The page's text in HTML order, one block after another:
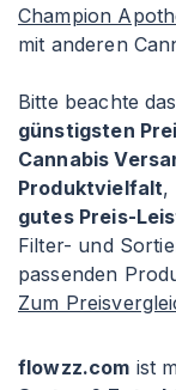
Champion
mit anderen
Bitte beachte
günstigsten
Cannabis
Produktvielfalt,
gutes Preis-
Filter- und
passenden
Zum
flowzz.com ist